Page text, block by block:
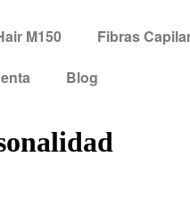
M150
Fibras
Blog